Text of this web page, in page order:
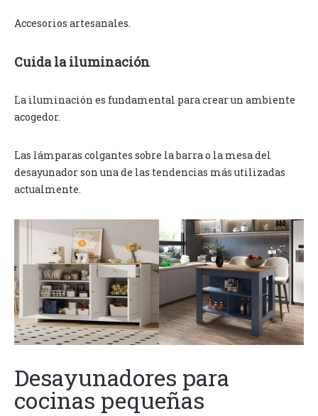
Accesorios artesanales.
Cuida la iluminación
La iluminación es fundamental para crear un ambiente
acogedor.
Las lámparas colgantes sobre la barra o la mesa del
desayunador son una de las tendencias más utilizadas
actualmente.
Desayunadores para
cocinas pequeñas